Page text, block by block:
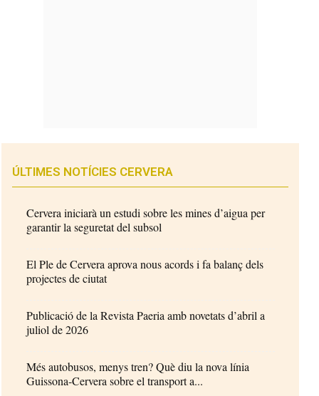
ÚLTIMES NOTÍCIES CERVERA
Cervera iniciarà un estudi sobre les mines d’aigua per
garantir la seguretat del subsol
El Ple de Cervera aprova nous acords i fa balanç dels
projectes de ciutat
Publicació de la Revista Paeria amb novetats d’abril a
juliol de 2026
Més autobusos, menys tren? Què diu la nova línia
Guissona-Cervera sobre el transport a...